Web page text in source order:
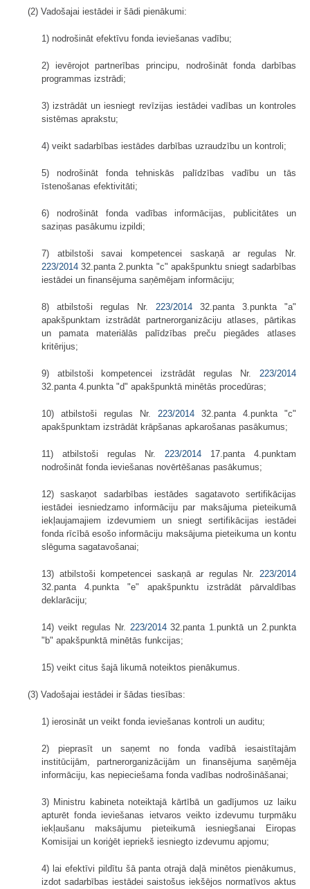
(2) Vadošajai iestādei ir šādi pienākumi:
1) nodrošināt efektīvu fonda ieviešanas vadību;
2) ievērojot partnerības principu, nodrošināt fonda darbības
programmas izstrādi;
3) izstrādāt un iesniegt revīzijas iestādei vadības un kontroles
sistēmas aprakstu;
4) veikt sadarbības iestādes darbības uzraudzību un kontroli;
5) nodrošināt fonda tehniskās palīdzības vadību un tās
īstenošanas efektivitāti;
6) nodrošināt fonda vadības informācijas, publicitātes un
saziņas pasākumu izpildi;
7) atbilstoši savai kompetencei saskaņā ar regulas Nr.
223/2014 32.panta 2.punkta "c" apakšpunktu sniegt sadarbības
iestādei un finansējuma saņēmējam informāciju;
8) atbilstoši regulas Nr. 223/2014 32.panta 3.punkta "a"
apakšpunktam izstrādāt partnerorganizāciju atlases, pārtikas
un pamata materiālās palīdzības preču piegādes atlases
kritērijus;
9) atbilstoši kompetencei izstrādāt regulas Nr. 223/2014
32.panta 4.punkta "d" apakšpunktā minētās procedūras;
10) atbilstoši regulas Nr. 223/2014 32.panta 4.punkta "c"
apakšpunktam izstrādāt krāpšanas apkarošanas pasākumus;
11) atbilstoši regulas Nr.223/2014 17.panta 4.punktam
nodrošināt fonda ieviešanas novērtēšanas pasākumus;
12) saskaņot sadarbības iestādes sagatavoto sertifikācijas
iestādei iesniedzamo informāciju par maksājuma pieteikumā
iekļaujamajiem izdevumiem un sniegt sertifikācijas iestādei
fonda rīcībā esošo informāciju maksājuma pieteikuma un kontu
slēguma sagatavošanai;
13) atbilstoši kompetencei saskaņā ar regulas Nr. 223/2014
32.panta 4.punkta "e" apakšpunktu izstrādāt pārvaldības
deklarāciju;
14) veikt regulas Nr. 223/201432.panta 1.punktā un 2.punkta
"b" apakšpunktā minētās funkcijas;
15) veikt citus šajā likumā noteiktos pienākumus.
(3) Vadošajai iestādei ir šādas tiesības:
1) ierosināt un veikt fonda ieviešanas kontroli un auditu;
2) pieprasīt un saņemt no fonda vadībā iesaistītajām
institūcijām, partnerorganizācijām un finansējuma saņēmēja
informāciju, kas nepieciešama fonda vadības nodrošināšanai;
3) Ministru kabineta noteiktajā kārtībā un gadījumos uz laiku
apturēt fonda ieviešanas ietvaros veikto izdevumu turpmāku
iekļaušanu maksājumu pieteikumā iesniegšanai Eiropas
Komisijai un koriģēt iepriekš iesniegto izdevumu apjomu;
4) lai efektīvi pildītu šā panta otrajā daļā minētos pienākumus,
izdot sadarbības iestādei saistošus iekšējos normatīvos aktus